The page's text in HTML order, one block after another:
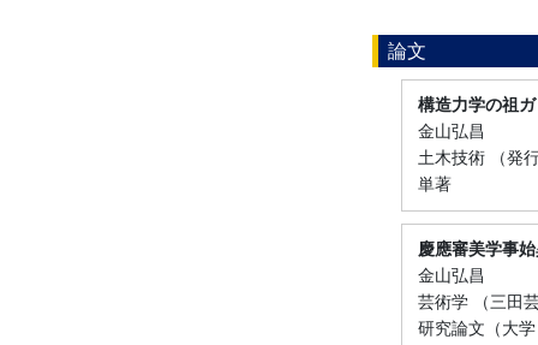
論文
構造力学の祖
金山弘昌
土木技術 （発
単著
慶應審美学事
金山弘昌
芸術学 （三田
研究論文（大